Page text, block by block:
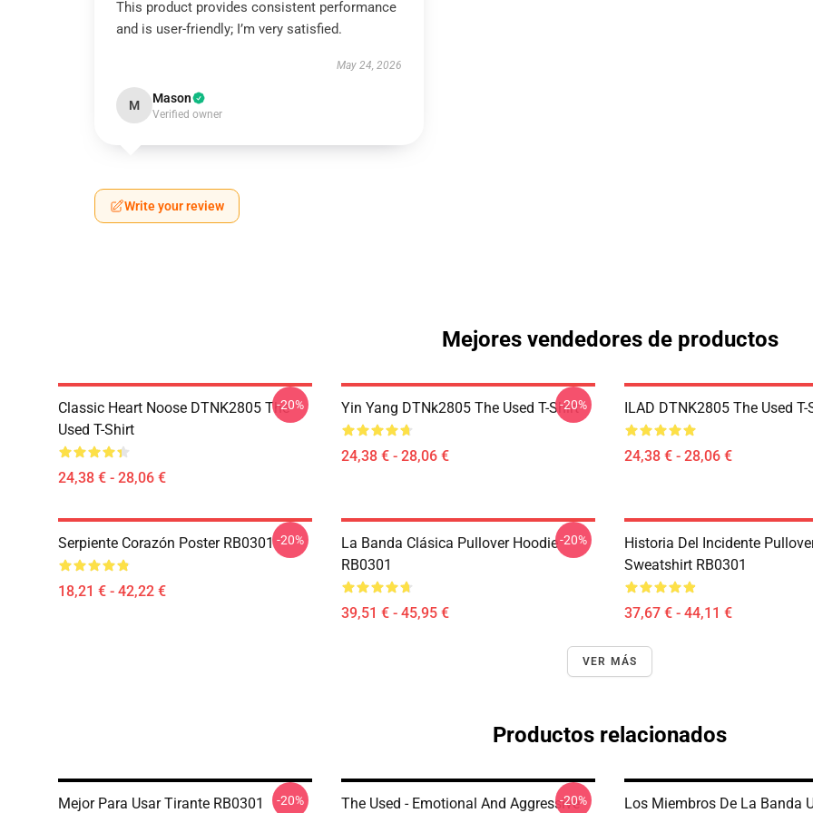
This product provides consistent performance
and is user-friendly; I’m very satisfied.
May 24, 2026
M Mason
Verified owner
Write your review
Mejores vendedores de productos
Classic Heart Noose DTNK2805 The
Used T-Shirt
24,38 € - 28,06 €
-20% Yin Yang DTNk2805 The Used T-Shirt
24,38 € - 28,06 €
-20% ILAD DTNK2805 The Used T-
24,38 € - 28,06 €
Serpiente Corazón Poster RB0301
18,21 € - 42,22 €
-20%
La Banda Clásica Pullover Hoodie
RB0301
39,51 € - 45,95 €
-20%
Historia Del Incidente
Sweatshirt RB0301
37,67 € - 44,11 €
VER MÁS
Productos relacionados
Mejor Para Usar Tirante RB0301 -20%
The Used - Emotional And Aggressive
-20%
Los Miembros De La Banda